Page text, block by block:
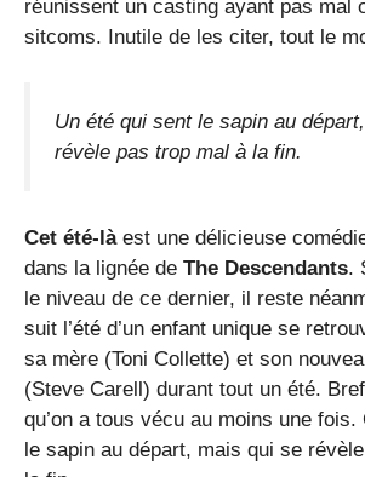
réunissent un casting ayant pas mal
sitcoms. Inutile de les citer, tout le
Un été qui sent le sapin au
révèle pas trop mal à la fin.
Cet été-làest une délicieuse
dans la lignée de The Descendants.
le niveau de ce dernier, il reste
suit l’été d’un enfant unique se
sa mère (Toni Collette) et son
(Steve Carell) durant tout un été.
qu’on a tous vécu au moins une
le sapin au départ, mais qui se